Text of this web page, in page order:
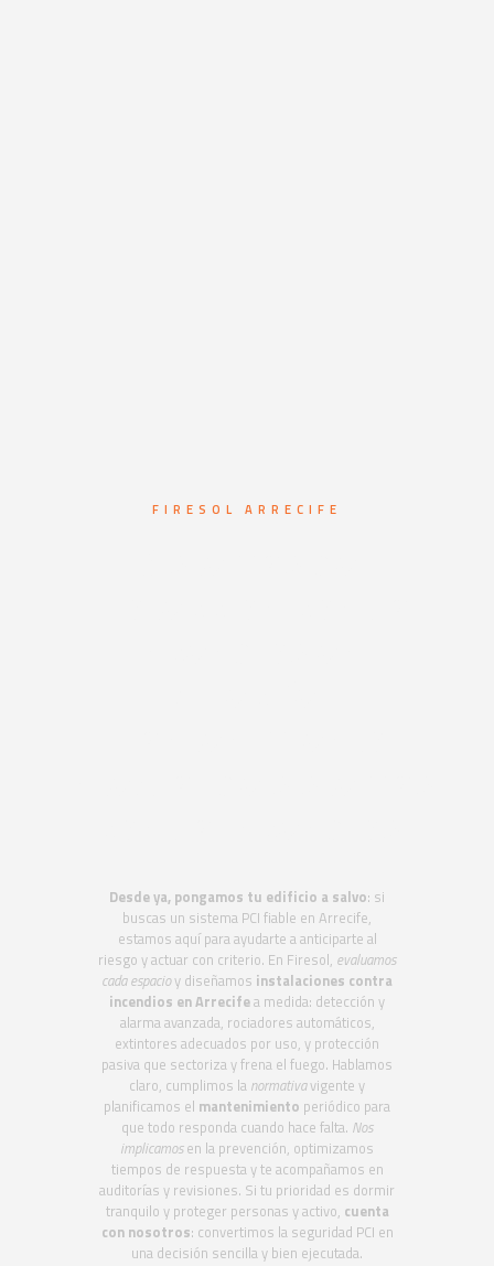
FIRESOL ARRECIFE
Desde ya, pongamos tu edificio a salvo: si
buscas un sistema PCI fiable en Arrecife,
estamos aquí para ayudarte a anticiparte al
riesgo y actuar con criterio. En Firesol, evaluamos
cada espacioy diseñamos instalaciones contra
incendios en Arrecifea medida: detección y
alarma avanzada, rociadores automáticos,
extintores adecuados por uso, y protección
pasiva que sectoriza y frena el fuego. Hablamos
claro, cumplimos la normativavigente y
planificamos el mantenimiento periódico para
que todo responda cuando hace falta. Nos
implicamosen la prevención, optimizamos
tiempos de respuesta y te acompañamos en
auditorías y revisiones. Si tu prioridad es dormir
tranquilo y proteger personas y activo, cuenta
con nosotros: convertimos la seguridad PCI en
una decisión sencilla y bien ejecutada.